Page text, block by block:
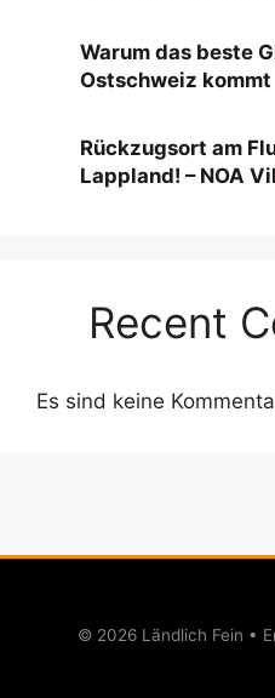
Warum das beste
Ostschweiz kommt
Rückzugsort am
Lappland! – NOA
Recent
Es sind keine
© 2026 Ländlich Fein •